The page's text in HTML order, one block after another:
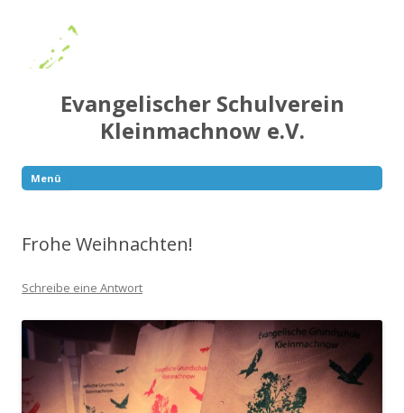
Evangelischer Schulverein
Kleinmachnow e.V.
Menü
Frohe Weihnachten!
Schreibe eine Antwort